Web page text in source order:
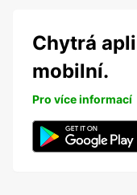
Chytrá
mobilní.
Pro více informací